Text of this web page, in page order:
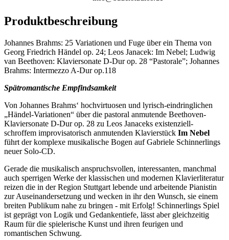
Produktbeschreibung
Johannes Brahms: 25 Variationen und Fuge über ein Thema von
Georg Friedrich Händel op. 24; Leos Janacek: Im Nebel; Ludwig
van Beethoven: Klaviersonate D-Dur op. 28 “Pastorale”; Johannes
Brahms: Intermezzo A-Dur op.118
Spätromantische Empfindsamkeit
Von Johannes Brahms‘ hochvirtuosen und lyrisch-eindringlichen
„Händel-Variationen“ über die pastoral anmutende Beethoven-
Klaviersonate D-Dur op. 28 zu Leos Janaceks existenziell-
schroffem improvisatorisch anmutenden Klavierstück Im Nebel
führt der komplexe musikalische Bogen auf Gabriele Schinnerlings
neuer Solo-CD.
Gerade die musikalisch anspruchsvollen, interessanten, manchmal
auch sperrigen Werke der klassischen und modernen Klavierliteratur
reizen die in der Region Stuttgart lebende und arbeitende Pianistin
zur Auseinandersetzung und wecken in ihr den Wunsch, sie einem
breiten Publikum nahe zu bringen - mit Erfolg! Schinnerlings Spiel
ist geprägt von Logik und Gedankentiefe, lässt aber gleichzeitig
Raum für die spielerische Kunst und ihren feurigen und
romantischen Schwung.